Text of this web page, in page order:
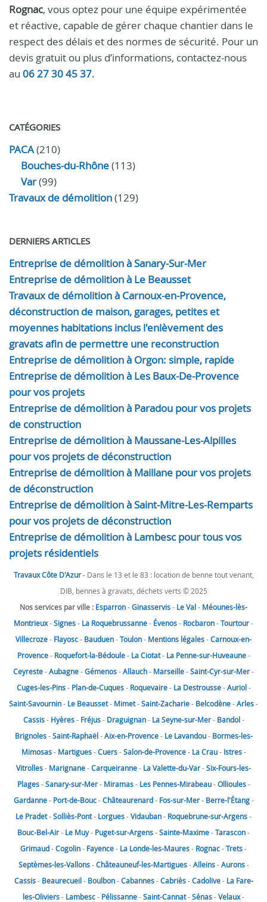
Rognac, vous optez pour une équipe expérimentée
et réactive, capable de gérer chaque chantier dans le
respect des délais et des normes de sécurité. Pour un
devis gratuit ou plus d’informations, contactez-nous
au 06 27 30 45 37.
CATÉGORIES
PACA(210)
Bouches-du-Rhône(113)
Var(99)
Travaux de démolition(129)
DERNIERS ARTICLES
Entreprise de démolition à Sanary-Sur-Mer
Entreprise de démolition à Le Beausset
Travaux de démolition à Carnoux-en-Provence,
déconstruction de maison, garages, petites et
moyennes habitations inclus l'enlèvement des
gravats afin de permettre une reconstruction
Entreprise de démolition à Orgon: simple, rapide
Entreprise de démolition à Les Baux-De-Provence
pour vos projets
Entreprise de démolition à Paradou pour vos projets
de construction
Entreprise de démolition à Maussane-Les-Alpilles
pour vos projets de déconstruction
Entreprise de démolition à Maillane pour vos projets
de déconstruction
Entreprise de démolition à Saint-Mitre-Les-Remparts
pour vos projets de déconstruction
Entreprise de démolition à Lambesc pour tous vos
projets résidentiels
Travaux Côte D'Azur- Dans le 13 et le 83 : location de benne tout venant,
DIB, bennes à gravats, déchets verts © 2025
Nos services par ville : Esparron-Ginasservis- Le Val- Méounes-lès-
Montrieux-Signes- La Roquebrussanne- Évenos- Rocbaron-Tourtour-
Villecroze- Flayosc- Bauduen-Toulon- Mentions légales-Carnoux-en-
Provence- Roquefort-la-Bédoule- La Ciotat- La Penne-sur-Huveaune-
Ceyreste-Aubagne-Gémenos-Allauch- Marseille-Saint-Cyr-sur-Mer-
Cuges-les-Pins- Plan-de-Cuques- Roquevaire- La Destrousse-Auriol-
Saint-Savournin- Le Beausset- Mimet-Saint-Zacharie- Belcodène-Arles-
Cassis- Hyères- Fréjus- Draguignan- La Seyne-sur-Mer- Bandol-
Brignoles-Saint-Raphaël-Aix-en-Provence- Le Lavandou- Bormes-les-
Mimosas- Martigues-Cuers-Salon-de-Provence- La Crau- Istres-
Vitrolles- Marignane-Carqueiranne- La Valette-du-Var-Six-Fours-les-
Plages-Sanary-sur-Mer- Miramas- Les Pennes-Mirabeau-Ollioules-
Gardanne- Port-de-Bouc-Châteaurenard- Fos-sur-Mer- Berre-l'Étang-
Le Pradet-Solliès-Pont- Lorgues-Vidauban- Roquebrune-sur-Argens-
Bouc-Bel-Air- Le Muy- Puget-sur-Argens-Sainte-Maxime-Tarascon-
Grimaud-Cogolin- Fayence- La Londe-les-Maures- Rognac-Trets-
Septèmes-les-Vallons-Châteauneuf-les-Martigues-Alleins-Aurons-
Cassis- Beaurecueil- Boulbon-Cabannes-Cabriès-Cadolive- La Fare-
les-Oliviers- Lambesc- Pélissanne-Saint-Cannat-Sénas-Velaux-